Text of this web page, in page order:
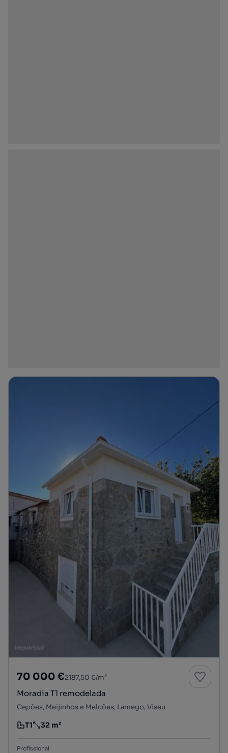
70 000 €2187,50 €/m²
Moradia T1 remodelada
Cepões, Meijinhos e Melcões, Lamego, Viseu
Tipologia
T1
Preço por metro quadrado
32 m²
Profissional